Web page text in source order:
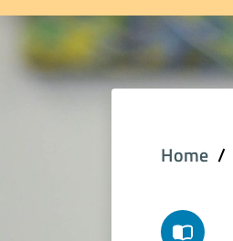
Home